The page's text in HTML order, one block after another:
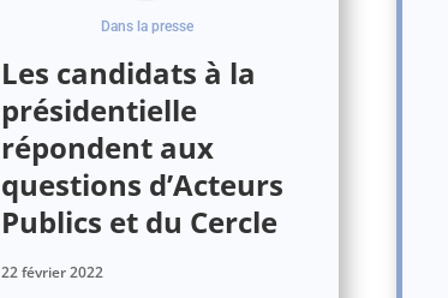
Les candidats à la
présidentielle
répondent aux
questions d’Acteurs
Publics et du Cercle
22 février 2022
Dans la presse